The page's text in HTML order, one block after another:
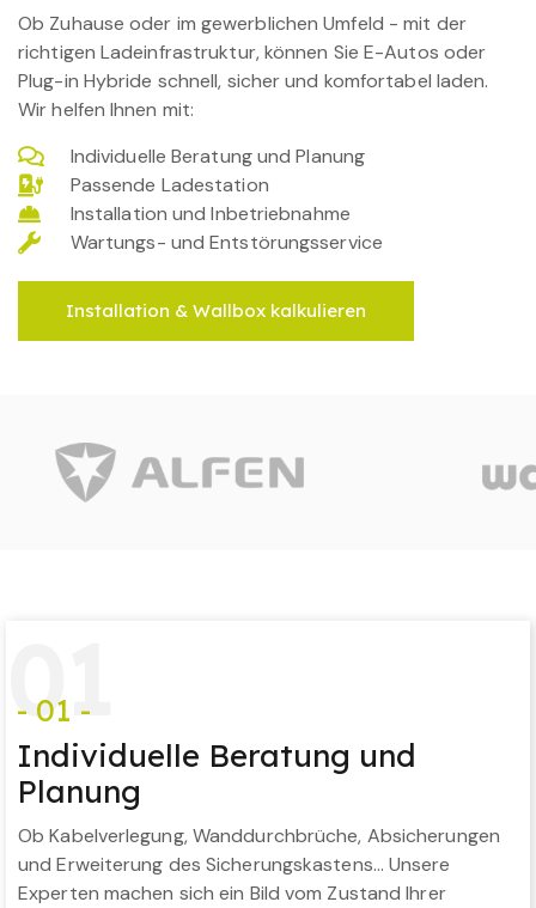
Ob Zuhause oder im gewerblichen Umfeld - mit der
richtigen Ladeinfrastruktur, können Sie E-Autos oder
Plug-in Hybride schnell, sicher und komfortabel laden.
Wir helfen Ihnen mit:
Individuelle Beratung und Planung
Passende Ladestation
Installation und Inbetriebnahme
Wartungs- und Entstörungsservice
Installation & Wallbox kalkulieren
01
- 01 -
Individuelle Beratung und
Planung
Ob Kabelverlegung, Wanddurchbrüche, Absicherungen
und Erweiterung des Sicherungskastens… Unsere
Experten machen sich ein Bild vom Zustand Ihrer